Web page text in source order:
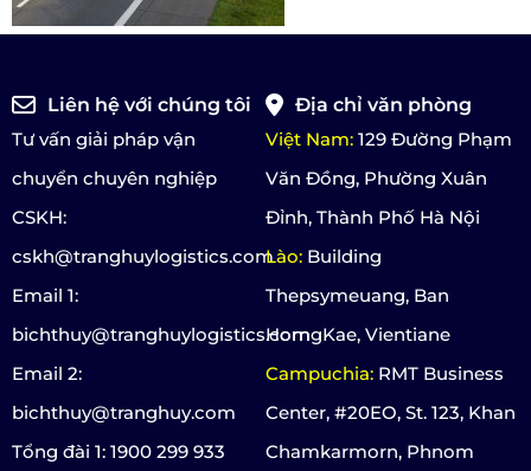
Liên hệ với chúng tôi
Tư vấn giải pháp vận
chuyển chuyên nghiệp
CSKH:
cskh@tranghuylogistics.com
Email 1:
bichthuy@tranghuylogistics.com
Email 2:
bichthuy@tranghuy.com
Tổng đài 1: 1900 299 933
Địa chỉ văn phòng
Việt Nam: 129 Đường Phạm
Văn Đồng, Phường Xuân
Đỉnh, Thành Phố Hà Nội
Lào: Building
Thepsymeuang, Ban
HorngKae, Vientiane
Campuchia: RMT Business
Center, #20EO, St. 123, Khan
Chamkarmorn, Phnom